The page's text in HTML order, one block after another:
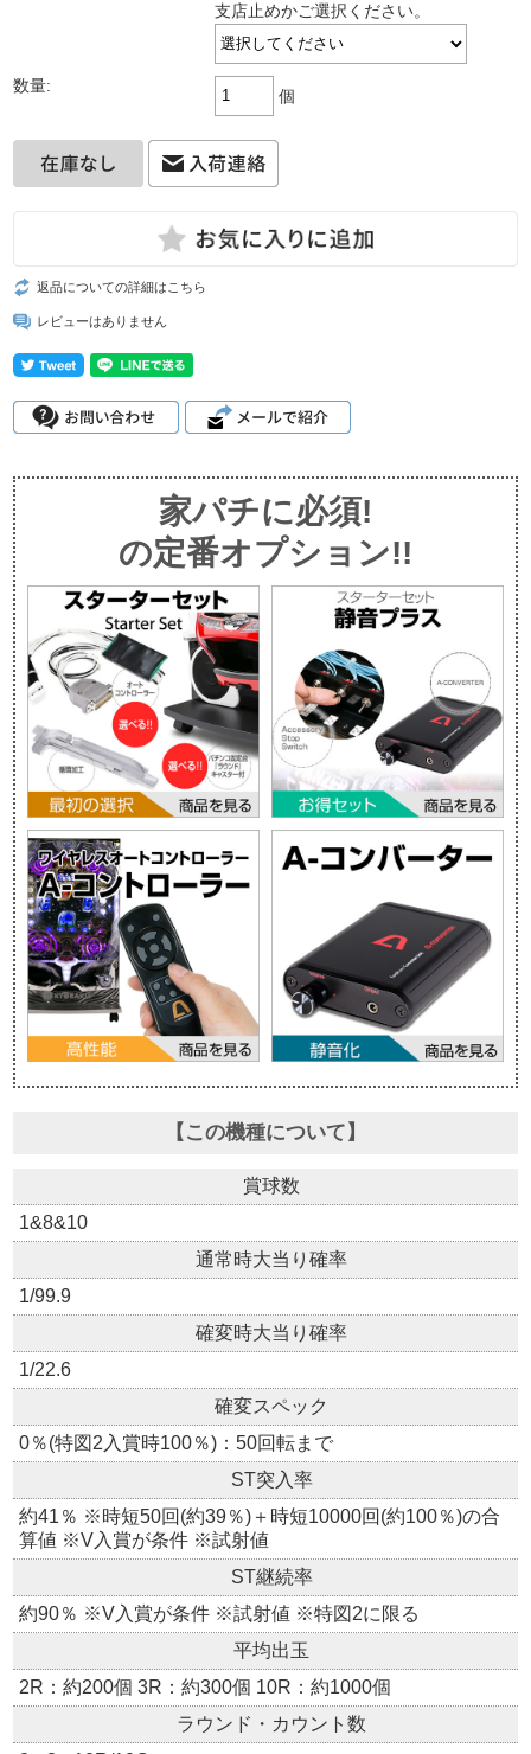
支店止めかご選択ください。
数量:
個
返品についての詳細はこちら
レビューはありません
家パチに必須!
の定番オプション!!
【この機種について】
賞球数
1&8&10
通常時大当り確率
1/99.9
確変時大当り確率
1/22.6
確変スペック
0％(特図2入賞時100％)：50回転まで
ST突入率
約41％ ※時短50回(約39％)＋時短10000回(約100％)の合
算値 ※V入賞が条件 ※試射値
ST継続率
約90％ ※V入賞が条件 ※試射値 ※特図2に限る
平均出玉
2R：約200個 3R：約300個 10R：約1000個
ラウンド・カウント数